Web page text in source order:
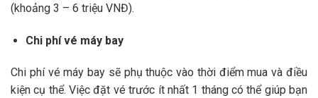
(khoảng 3 – 6 triệu VNĐ).
Chi phí vé máy bay
Chi phí vé máy bay sẽ phụ thuộc vào thời điểm mua và điều
kiện cụ thể. Việc đặt vé trước ít nhất 1 tháng có thể giúp bạn